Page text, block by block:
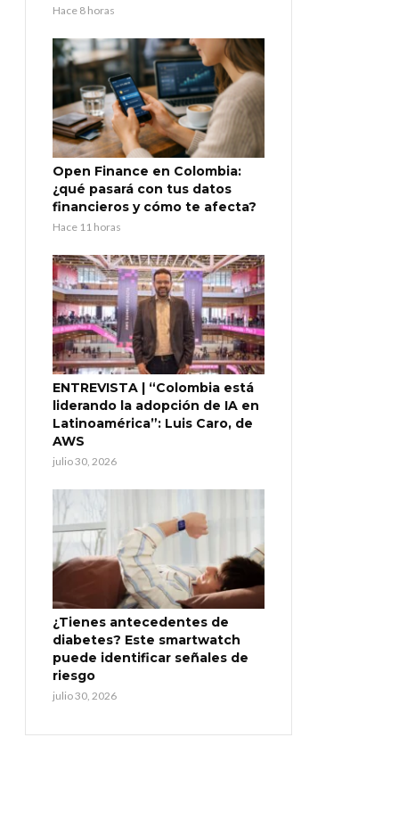
Hace 8 horas
Open Finance en Colombia:
¿qué pasará con tus datos
financieros y cómo te afecta?
Hace 11 horas
ENTREVISTA | “Colombia está
liderando la adopción de IA en
Latinoamérica”: Luis Caro, de
AWS
julio 30, 2026
¿Tienes antecedentes de
diabetes? Este smartwatch
puede identificar señales de
riesgo
julio 30, 2026